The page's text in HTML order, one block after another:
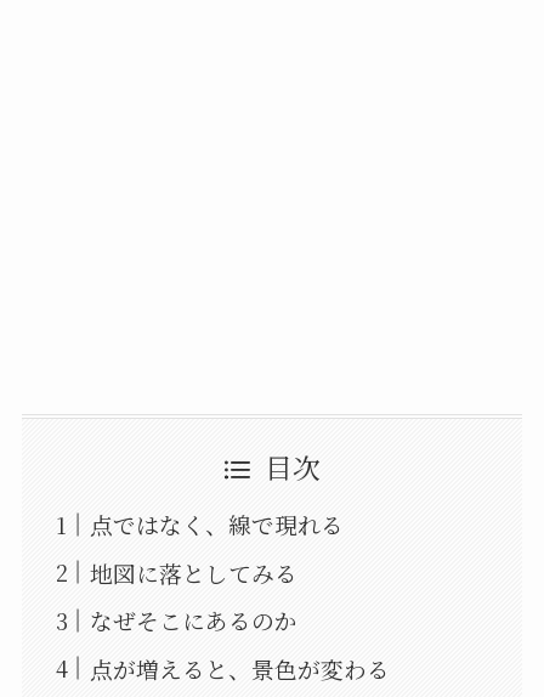
目次
点ではなく、線で現れる
地図に落としてみる
なぜそこにあるのか
点が増えると、景色が変わる